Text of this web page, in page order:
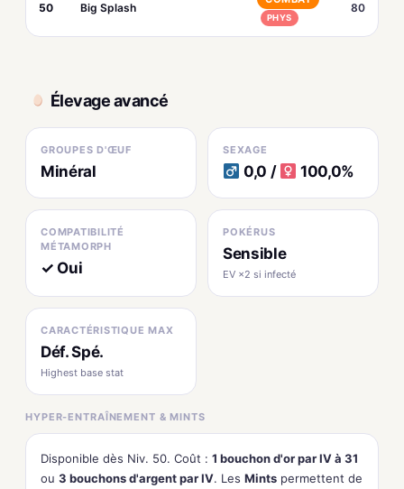
50 Big Splash
PHYS
80
Élevage avancé
GROUPES D'ŒUF
Minéral
SEXAGE
0,0 / 100,0%
COMPATIBILITÉ
MÉTAMORPH
✓ Oui
POKÉRUS
Sensible
EV ×2 si infecté
CARACTÉRISTIQUE MAX
Déf. Spé.
Highest base stat
HYPER-ENTRAÎNEMENT & MINTS
Disponible dès Niv. 50. Coût : 1 bouchon d'or par IV à 31
ou 3 bouchons d'argent par IV. Les Mints permettent de